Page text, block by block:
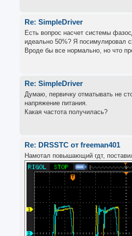
Re: SimpleDriver
Есть вопрос насчет системы
идеально 50%? Я посимулировал
Вроде бы все нормально, но что
Re: SimpleDriver
Думаю, первичку отматывать не
напряжение питания.
Какая частота получилась?
Re: DRSSTC от freeman401
Намотал повышающий гдт,